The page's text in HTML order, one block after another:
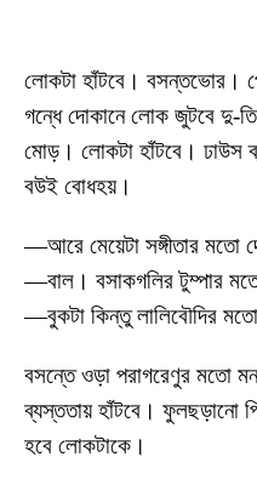
লোকটা হাঁটবে। বসন্তভোর।
গন্ধে দোকানে লোক জুটবে দু-
মোড়। লোকটা হাঁটবে। ঢাউস
বউই বোধহয়।
—আরে মেয়েটা সঙ্গীতার মতো
—বাল। বসাকগলির টুম্পার
—বুকটা কিন্তু লালিবৌদির
বসন্তে ওড়া পরাগরেণুর মতো
ব্যস্ততায় হাঁটবে। ফুলছড়ানো
হবে লোকটাকে।